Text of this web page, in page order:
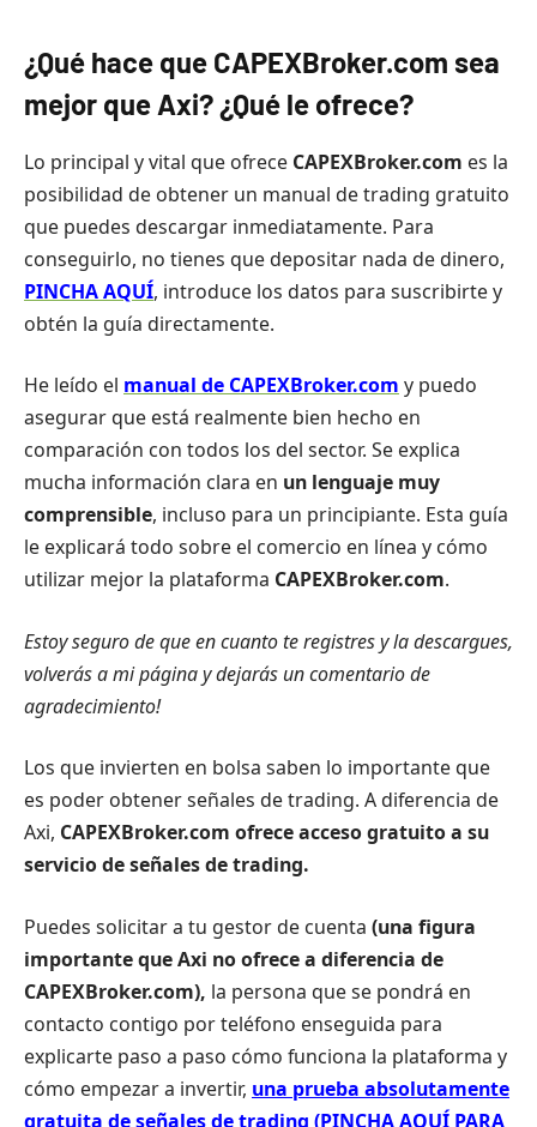
¿Qué hace que CAPEXBroker.com sea
mejor que Axi? ¿Qué le ofrece?
Lo principal y vital que ofrece CAPEXBroker.com es la
posibilidad de obtener un manual de trading gratuito
que puedes descargar inmediatamente. Para
conseguirlo, no tienes que depositar nada de dinero,
PINCHA AQUÍ, introduce los datos para suscribirte y
obtén la guía directamente.
He leído el manual de CAPEXBroker.com y puedo
asegurar que está realmente bien hecho en
comparación con todos los del sector. Se explica
mucha información clara en un lenguaje muy
comprensible, incluso para un principiante. Esta guía
le explicará todo sobre el comercio en línea y cómo
utilizar mejor la plataforma CAPEXBroker.com.
Estoy seguro de que en cuanto te registres y la descargues,
volverás a mi página y dejarás un comentario de
agradecimiento!
Los que invierten en bolsa saben lo importante que
es poder obtener señales de trading. A diferencia de
Axi, CAPEXBroker.com ofrece acceso gratuito a su
servicio de señales de trading.
Puedes solicitar a tu gestor de cuenta (una figura
importante que Axi no ofrece a diferencia de
CAPEXBroker.com), la persona que se pondrá en
contacto contigo por teléfono enseguida para
explicarte paso a paso cómo funciona la plataforma y
cómo empezar a invertir, una prueba absolutamente
gratuita de señales de trading (PINCHA AQUÍ PARA